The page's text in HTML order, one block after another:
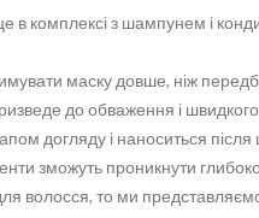
комплексі з шампунем і
маску довше, ніж
до обваження і
догляду і наноситься
зможуть проникнути
волосся, то ми